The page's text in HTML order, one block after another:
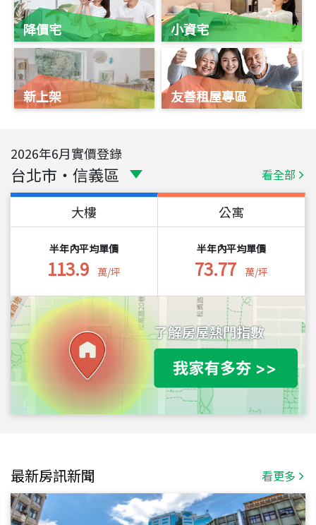
降價宅
新上架
小資宅
友善租屋專區
2026年6月實價登錄
台北市 ・ 信義區 看全部
大樓
半年內平均單價
113.9 萬/坪
公寓
半年內平均單價
73.77 萬/坪
最新房訊新聞 看更多